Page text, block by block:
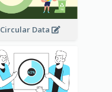
Circular Data